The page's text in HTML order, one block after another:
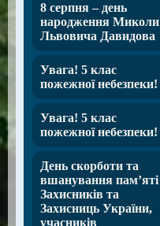
8 серпня – день
народження Миколи
Львовича Давидова
Увага! 5 клас
пожежної небезпеки!
Увага! 5 клас
пожежної небезпеки!
День скорботи та
вшанування пам’яті
Захисників та
Захисниць України,
учасників